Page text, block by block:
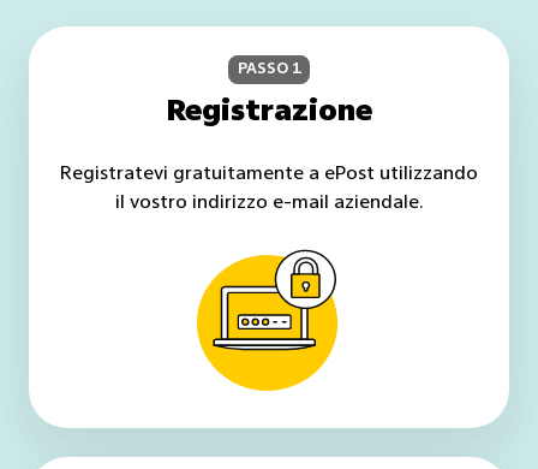
PASSO 1
Registrazione
Registratevi gratuitamente a ePost utilizzando
il vostro indirizzo e-mail aziendale.